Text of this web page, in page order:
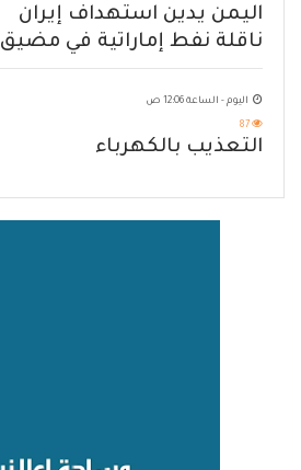
اليمن يدين استهداف إيران
ناقلة نفط إماراتية في مضيق
هرمز
اليوم - الساعة 12:06 ص
87
التعذيب بالكهرباء